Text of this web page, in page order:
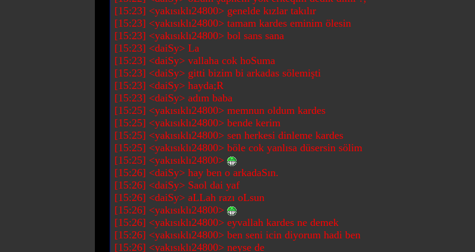
[15:23] <yakısıklı24800> genelde kızlar takılır
[15:23] <yakısıklı24800> tamam kardes eminim ölesin
[15:23] <yakısıklı24800> bol sans sana
[15:23] <daiSy> La
[15:23] <daiSy> vallaha cok hoSuma
[15:23] <daiSy> gitti bizim bi arkadas sölemişti
[15:23] <daiSy> hayda;R
[15:23] <daiSy> adım baba
[15:25] <yakısıklı24800> memnun oldum kardes
[15:25] <yakısıklı24800> bende kerim
[15:25] <yakısıklı24800> sen herkesi dinleme kardes
[15:25] <yakısıklı24800> böle cok yanlısa düsersin sölim
[15:25] <yakısıklı24800>
[15:26] <daiSy> hay ben o arkadaSın.
[15:26] <daiSy> Saol dai yaf
[15:26] <daiSy> aLLah razı oLsun
[15:26] <yakısıklı24800>
[15:26] <yakısıklı24800> eyvallah kardes ne demek
[15:26] <yakısıklı24800> ben seni icin diyorum hadi ben
[15:26] <yakısıklı24800> neyse de